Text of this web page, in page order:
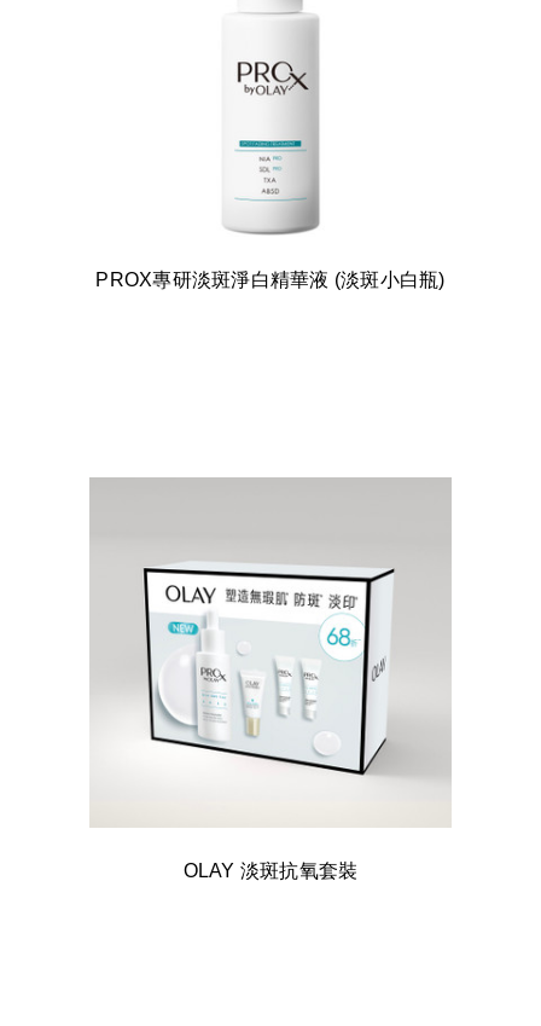
PROX專研淡斑淨白精華液 (淡斑小白瓶)
OLAY 淡斑抗氧套裝